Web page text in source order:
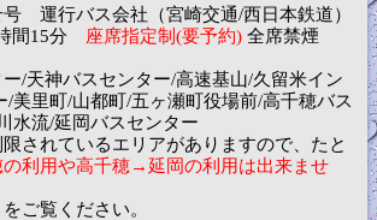
運行バス会社（宮崎交通/西日本鉄道）
間15分 座席指定制(要予約) 全席禁煙
/天神バスセンター/高速基山/久留米イン
/美里町/山都町/五ヶ瀬町役場前/高千穂バス
水流/延岡バスセンター
されているエリアがありますので、たと
利用や高千穂→延岡の利用は出来ませ
ご覧ください。